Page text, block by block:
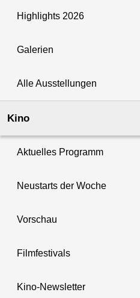
Highlights 2026
Galerien
Alle Ausstellungen
Kino
Aktuelles Programm
Neustarts der Woche
Vorschau
Filmfestivals
Kino-Newsletter